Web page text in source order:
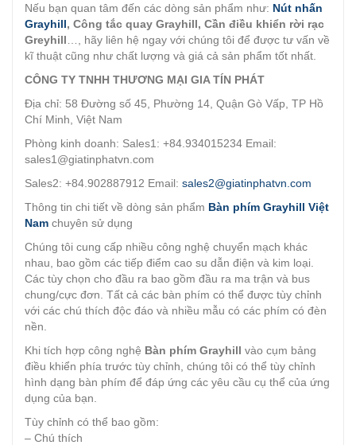
Nếu bạn quan tâm đến các dòng sản phẩm như: Nút nhấn
Grayhill, Công tắc quay Grayhill, Cần điều khiển rời rạc
Greyhill …, hãy liên hệ ngay với chúng tôi để được tư vấn về
kĩ thuật cũng như chất lượng và giá cả sản phẩm tốt nhất.
CÔNG TY TNHH THƯƠNG MẠI GIA TÍN PHÁT
Địa chỉ: 58 Đường số 45, Phường 14, Quận Gò Vấp, TP Hồ
Chí Minh, Việt Nam
Phòng kinh doanh: Sales1: +84.934015234 Email:
sales1@giatinphatvn.com
Sales2: +84.902887912 Email: sales2@giatinphatvn.com
Thông tin chi tiết về dòng sản phẩm Bàn phím Grayhill Việt
Nam chuyên sử dụng
Chúng tôi cung cấp nhiều công nghệ chuyển mạch khác
nhau, bao gồm các tiếp điểm cao su dẫn điện và kim loại.
Các tùy chọn cho đầu ra bao gồm đầu ra ma trận và bus
chung/cực đơn. Tất cả các bàn phím có thể được tùy chỉnh
với các chú thích độc đáo và nhiều mẫu có các phím có đèn
nền.
Khi tích hợp công nghệ Bàn phím Grayhill vào cụm bảng
điều khiển phía trước tùy chỉnh, chúng tôi có thể tùy chỉnh
hình dạng bàn phím để đáp ứng các yêu cầu cụ thể của ứng
dụng của bạn.
Tùy chỉnh có thể bao gồm:
– Chú thích